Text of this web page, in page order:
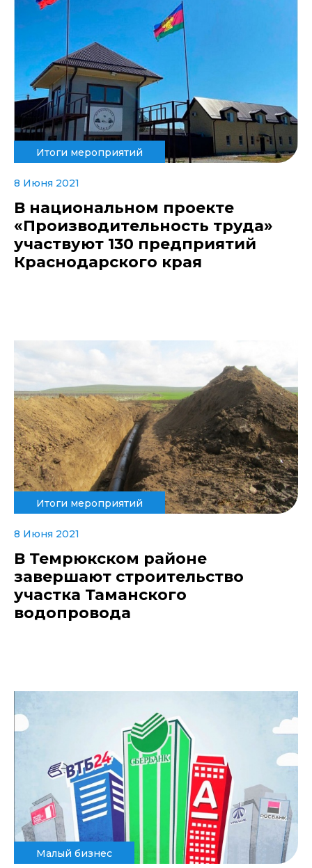
Итоги мероприятий
8 Июня 2021
В национальном проекте
«Производительность труда»
участвуют 130 предприятий
Краснодарского края
Итоги мероприятий
8 Июня 2021
В Темрюкском районе
завершают строительство
участка Таманского
водопровода
Малый бизнес